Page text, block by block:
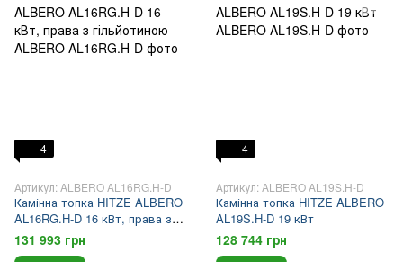
4
Артикул: ALBERO AL16RG.H-D
Камінна топка HITZE ALBERO
AL16RG.H-D 16 кВт, права з
гільйотиною
131 993 грн
4
Артикул: ALBERO AL19S.H-D
Камінна топка HITZE ALBERO
AL19S.H-D 19 кВт
128 744 грн